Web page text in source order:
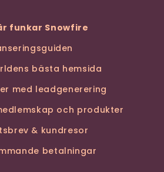
funkar Snowfire
bästa hemsida
med leadgenerering
och produkter
& kundresor
betalningar